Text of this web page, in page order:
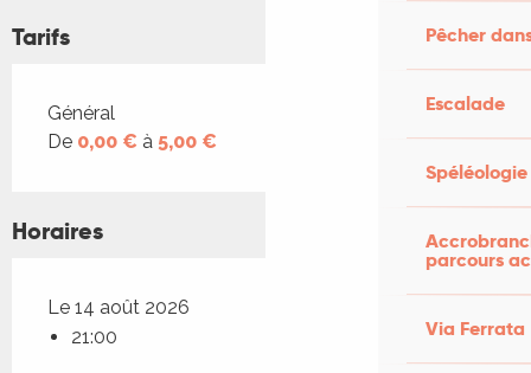
Pêcher
Escalade
Spéléologie
parcours
Via Ferrata
Tarifs
Tarifs 2026
Général
De 0,00 € à 5,00 €
Horaires
Le 14 août 2026
21:00